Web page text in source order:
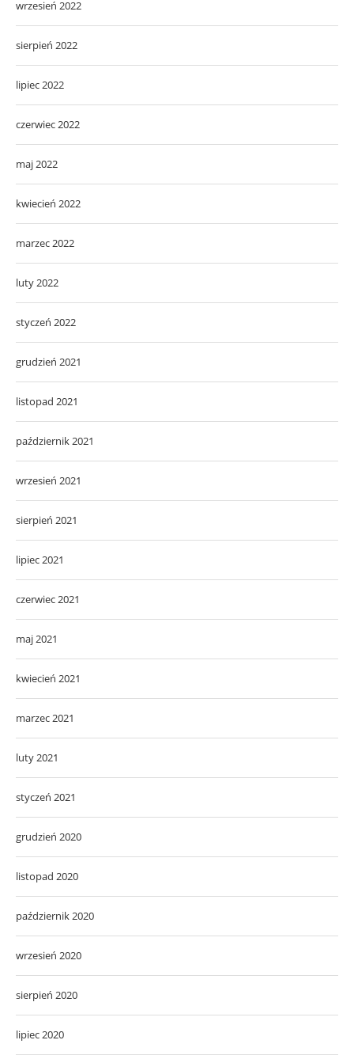
wrzesień 2022
sierpień 2022
lipiec 2022
czerwiec 2022
maj 2022
kwiecień 2022
marzec 2022
luty 2022
styczeń 2022
grudzień 2021
listopad 2021
październik 2021
wrzesień 2021
sierpień 2021
lipiec 2021
czerwiec 2021
maj 2021
kwiecień 2021
marzec 2021
luty 2021
styczeń 2021
grudzień 2020
listopad 2020
październik 2020
wrzesień 2020
sierpień 2020
lipiec 2020